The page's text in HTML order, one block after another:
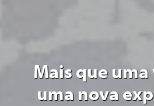
Mais que
uma nova